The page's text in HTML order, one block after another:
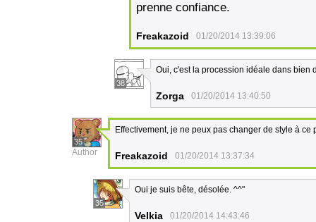
prenne confiance.
Freakazoid 01/20/2014 13:39:06
38
Oui, c'est la procession idéale dans bien
Zorga 01/20/2014 13:40:50
35
Author
Effectivement, je ne peux pas changer de style à ce
Freakazoid 01/20/2014 13:37:34
35
Oui je suis bête, désolée. ^^"
Velkia 01/20/2014 14:43:46